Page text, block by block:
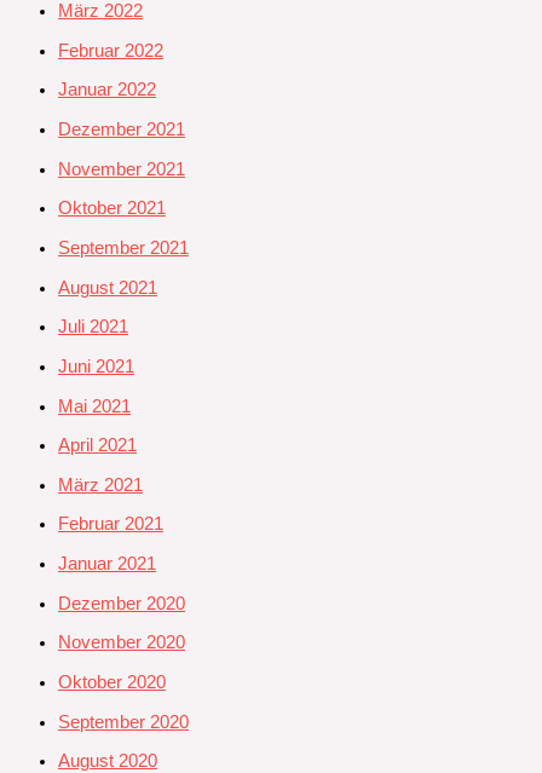
März 2022
Februar 2022
Januar 2022
Dezember 2021
November 2021
Oktober 2021
September 2021
August 2021
Juli 2021
Juni 2021
Mai 2021
April 2021
März 2021
Februar 2021
Januar 2021
Dezember 2020
November 2020
Oktober 2020
September 2020
August 2020